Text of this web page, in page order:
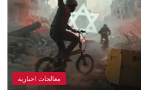
معالجات اخبارية